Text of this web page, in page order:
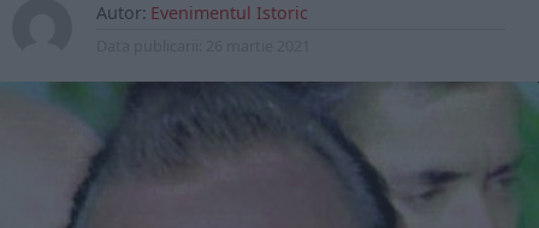
Autor: Evenimentul Istoric